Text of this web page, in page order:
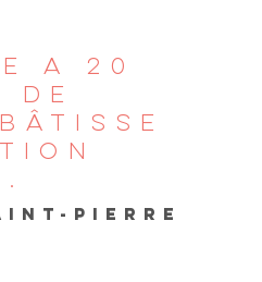
A 20
DE
PIERRE